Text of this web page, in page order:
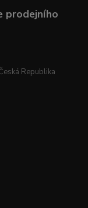
prodejního
Republika